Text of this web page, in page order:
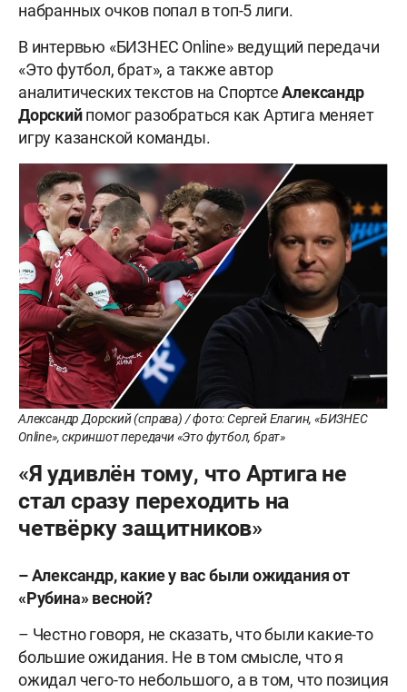
набранных очков попал в топ-5 лиги.
В интервью «БИЗНЕС Online» ведущий передачи
«Это футбол, брат», а также автор
аналитических текстов на СпортсеАлександр
Дорскийпомог разобраться как Артига меняет
игру казанской команды.
Александр Дорский (справа) / фото: Сергей Елагин, «БИЗНЕС
Online», скриншот передачи «Это футбол, брат»
«Я удивлён тому, что Артига не
стал сразу переходить на
четвёрку защитников»
– Александр, какие у вас были ожидания от
«Рубина» весной?
– Честно говоря, не сказать, что были какие-то
большие ожидания. Не в том смысле, что я
ожидал чего-то небольшого, а в том, что позиция